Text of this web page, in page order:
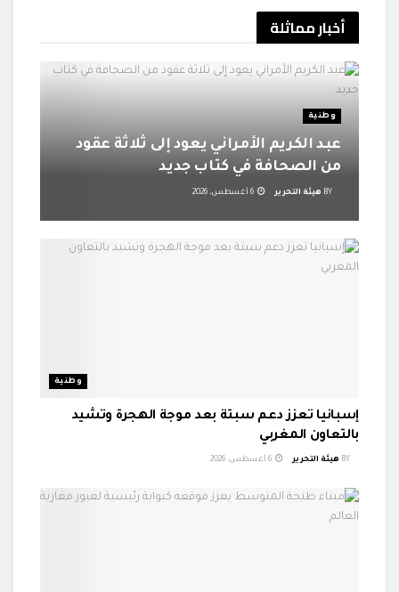
أخبارمماثلة
وطنية
عبد الكريم الأمراني يعود إلى ثلاثة عقود
من الصحافة في كتاب جديد
BY هيئة التحرير
وطنية
إسبانيا تعزز دعم سبتة بعد موجة الهجرة وتشيد
بالتعاون المغربي
BY هيئة التحرير